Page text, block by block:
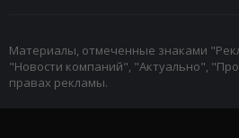
Материалы, отмеченные знаками
"Новости компаний", "Актуально",
правах рекламы.